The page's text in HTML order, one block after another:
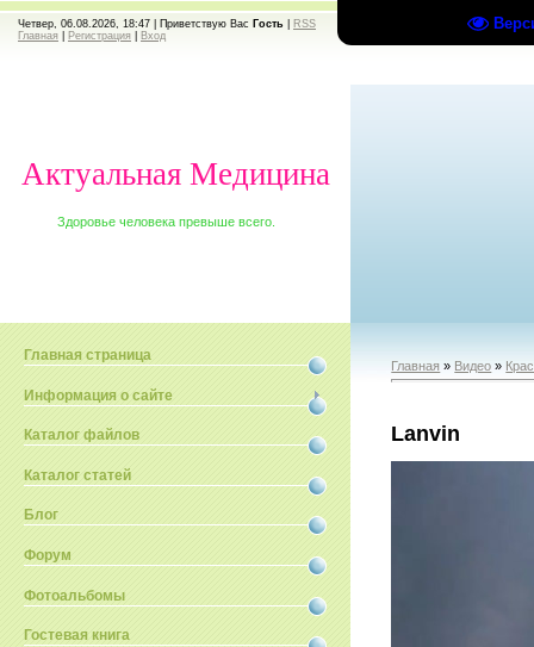
Четвер, 06.08.2026, 18:47 | Приветствую Вас Гость
RSS
Главная
Регистрация Вход
Актуальная Медицина
Здоровье человека превыше всего.
Главная страница
Информация о сайте
Каталог файлов
Каталог статей
Блог
Форум
Фотоальбомы
Гостевая книга
Главная » Видео »
Lanvin